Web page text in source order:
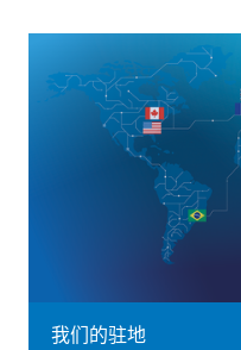
我们的驻地